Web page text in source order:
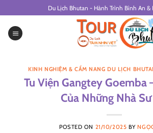
to
content
Du Lịch Bhutan - Hành Trình Bình An &
KINH NGHIỆM & CẨM NANG DU LỊCH
Tu Viện Gangtey Goemba
Của Những Nhà Sư
POSTED ON 21/10/2025 BY